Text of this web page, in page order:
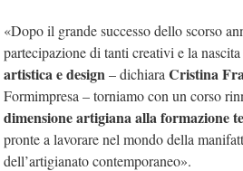
«Dopo il grande successo dello scorso
partecipazione di tanti creativi e la
artistica e design– dichiara Cristina
Formimpresa – torniamo con un corso
dimensione artigiana alla formazione
pronte a lavorare nel mondo della
dell’artigianato contemporaneo».